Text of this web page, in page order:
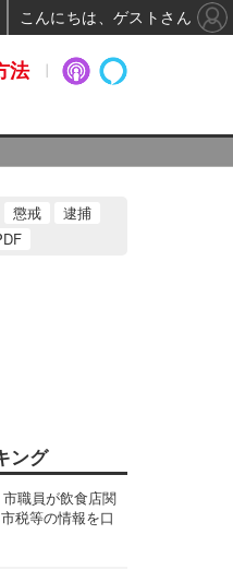
懲戒
逮捕
ング
職員が飲食店関
税等の情報を口
法
こんにちは、ゲストさん